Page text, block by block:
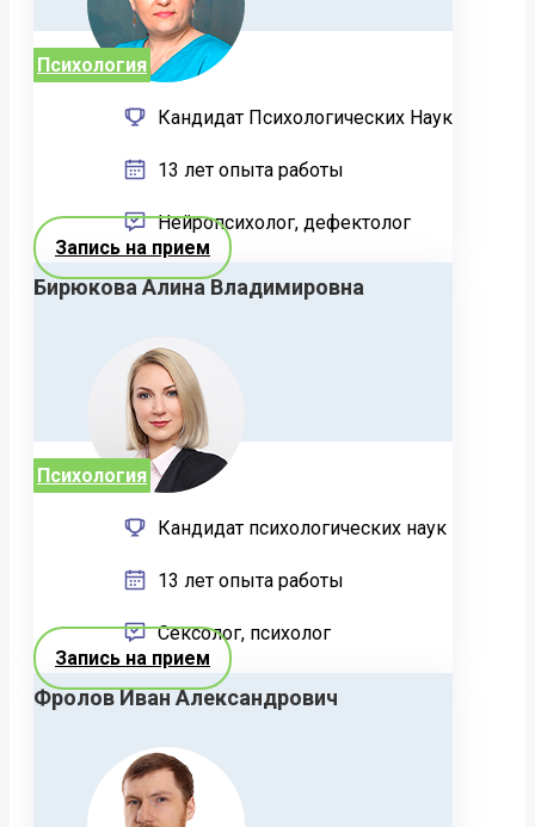
Психология
Кандидат Психологических Наук
13 лет опыта работы
Нейропсихолог, дефектолог
Запись на прием
Бирюкова Алина Владимировна
Психология
Кандидат психологических наук
13 лет опыта работы
Сексолог, психолог
Запись на прием
Фролов Иван Александрович